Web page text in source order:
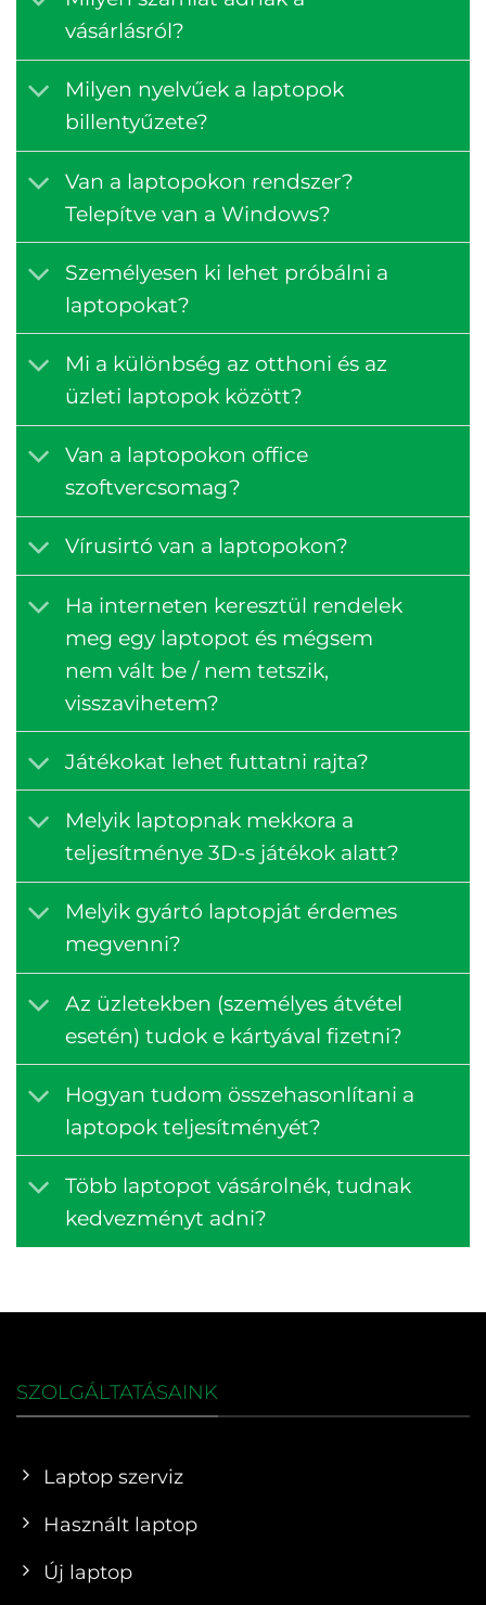
vásárlásról?
Milyen nyelvűek a laptopok
billentyűzete?
Van a laptopokon rendszer?
Telepítve van a Windows?
Személyesen ki lehet próbálni a
laptopokat?
Mi a különbség az otthoni és az
üzleti laptopok között?
Van a laptopokon office
szoftvercsomag?
Vírusirtó van a laptopokon?
Ha interneten keresztül rendelek
meg egy laptopot és mégsem
nem vált be / nem tetszik,
visszavihetem?
Játékokat lehet futtatni rajta?
Melyik laptopnak mekkora a
teljesítménye 3D-s játékok alatt?
Melyik gyártó laptopját érdemes
megvenni?
Az üzletekben (személyes átvétel
esetén) tudok e kártyával fizetni?
Hogyan tudom összehasonlítani a
laptopok teljesítményét?
Több laptopot vásárolnék, tudnak
kedvezményt adni?
SZOLGÁLTATÁSAINK
Laptop szerviz
Használt laptop
Új laptop